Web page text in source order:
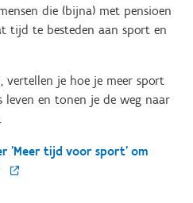
die (bijna) met pensioen
tijd te besteden aan sport en
vertellen je hoe je meer sport
leven en tonen je de weg naar
'Meer tijd voor sport' om